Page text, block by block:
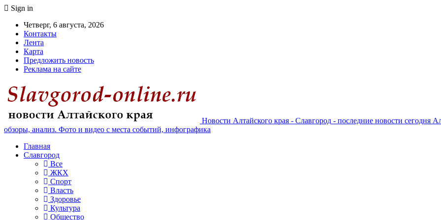
Sign in
Четверг, 6 августа, 2026
Контакты
Лента
Карта
Предложить новость
Реклама на сайте
Новости Алтайского края - Славгород - последние новости сегодня
обзоры, анализ. Фото и видео с места событий, инфографика
Главная
Славгород
Все
ЖКХ
Спорт
Власть
Здоровье
Культура
Общество